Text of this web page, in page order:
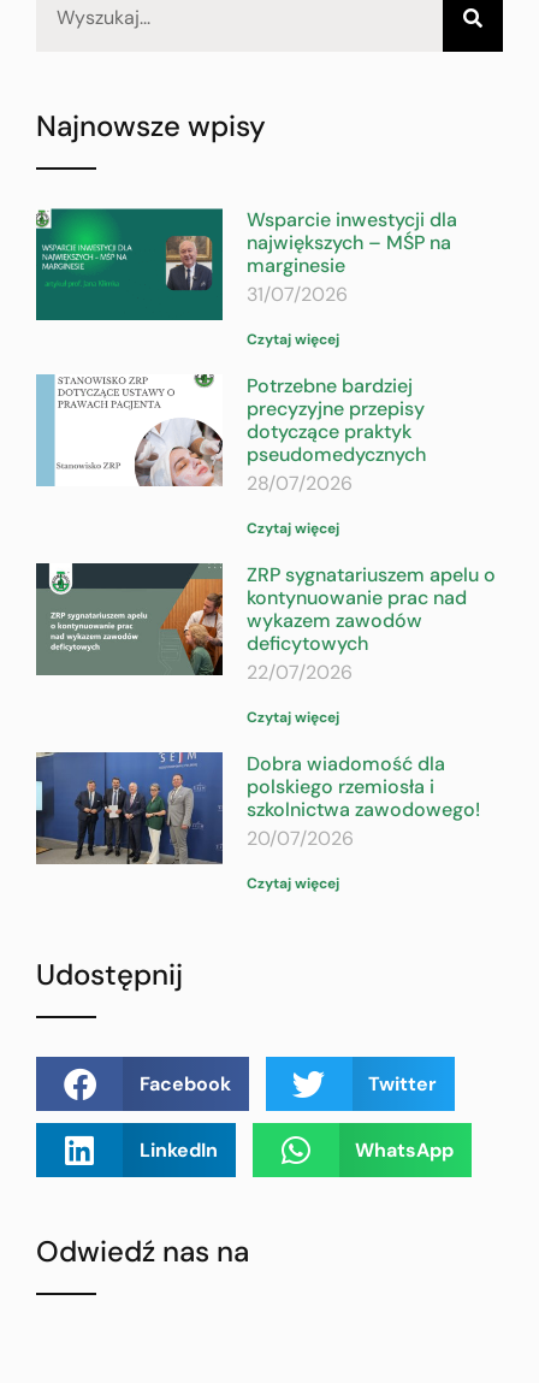
Najnowsze wpisy
Wsparcie inwestycji dla
największych – MŚP na
marginesie
31/07/2026
Czytaj więcej
Potrzebne bardziej
precyzyjne przepisy
dotyczące praktyk
pseudomedycznych
28/07/2026
Czytaj więcej
ZRP sygnatariuszem apelu o
kontynuowanie prac nad
wykazem zawodów
deficytowych
22/07/2026
Czytaj więcej
Dobra wiadomość dla
polskiego rzemiosła i
szkolnictwa zawodowego!
20/07/2026
Czytaj więcej
Udostępnij
Facebook Twitter
LinkedIn WhatsApp
Odwiedź nas na